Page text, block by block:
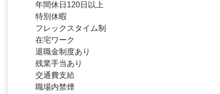
年間休日120日以上
特別休暇
フレックスタイム制
在宅ワーク
退職金制度あり
残業手当あり
交通費支給
職場内禁煙